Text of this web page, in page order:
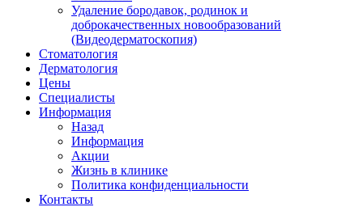
Удаление бородавок, родинок и
доброкачественных новообразований
(Видеодерматоскопия)
Стоматология
Дерматология
Цены
Специалисты
Информация
Назад
Информация
Акции
Жизнь в клинике
Политика конфиденциальности
Контакты